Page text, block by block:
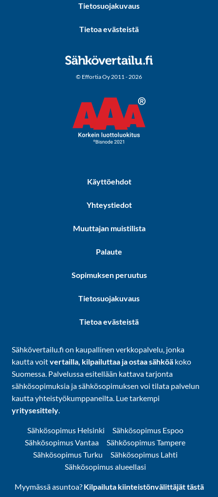
Tietosuojakuvaus
Tietoa evästeistä
© Effortia Oy 2011 - 2026
Käyttöehdot
Yhteystiedot
Muuttajan muistilista
Palaute
Sopimuksen peruutus
Tietosuojakuvaus
Tietoa evästeistä
Sähkövertailu.fi on kaupallinen verkkopalvelu, jonka
kautta voitvertailla, kilpailuttaa ja ostaa sähköä koko
Suomessa. Palvelussa esitellään kattava tarjonta
sähkösopimuksia ja sähkösopimuksen voi tilata palvelun
kautta yhteistyökumppaneilta. Lue tarkempi
yritysesittely
Sähkösopimus Helsinki
Sähkösopimus Espoo
Sähkösopimus Vantaa
Sähkösopimus Tampere
Sähkösopimus Turku
Sähkösopimus Lahti
Sähkösopimus alueellasi
Myymässä asuntoa? Kilpailuta kiinteistönvälittäjät tästä